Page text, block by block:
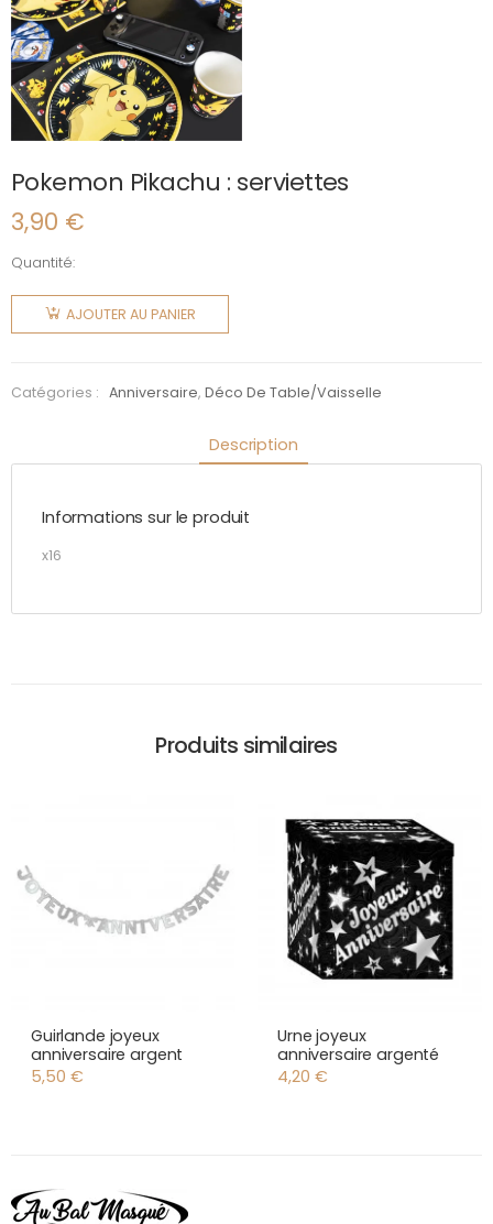
Pokemon Pikachu : serviettes
3,90 €
Quantité:
quantité
Pokemon
serviettes
AJOUTER AU PANIER
Catégories : Anniversaire,Déco De Table/vaisselle
Description
Informations sur le produit
x16
Produits similaires
Guirlande joyeux
anniversaire argent
5,50 €
Urne joyeux
anniversaire argenté
4,20 €